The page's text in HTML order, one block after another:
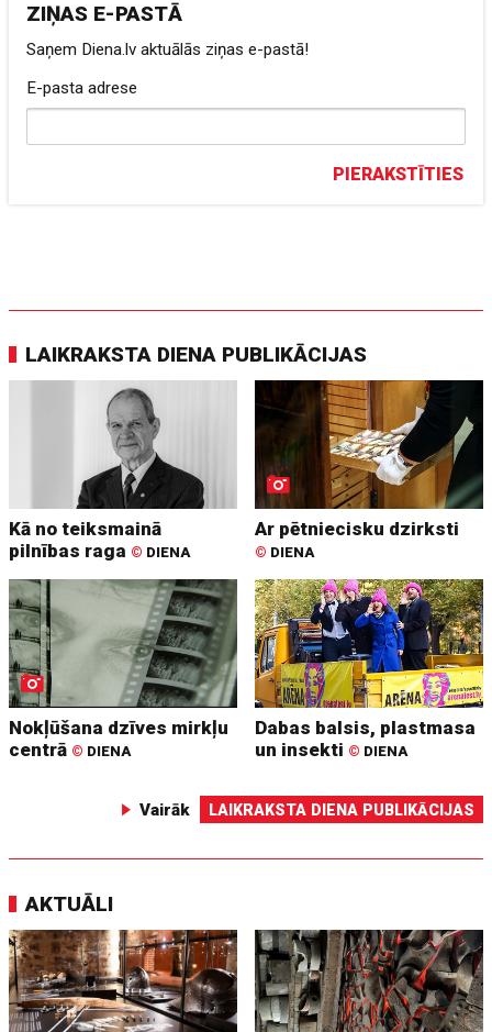
ZIŅAS E-PASTĀ
Saņem Diena.lv aktuālās ziņas e-pastā!
E-pasta adrese
PIERAKSTĪTIES
LAIKRAKSTA DIENA PUBLIKĀCIJAS
Kā no teiksmainā
pilnības raga © DIENA
Ar pētniecisku dzirksti
© DIENA
Nokļūšana dzīves mirkļu
centrā © DIENA
Dabas balsis, plastmasa
un insekti © DIENA
Vairāk LAIKRAKSTA DIENA PUBLIKĀCIJAS
AKTUĀLI